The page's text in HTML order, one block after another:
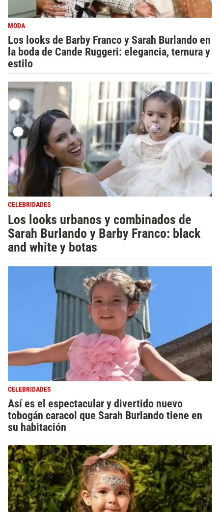
MODA
Los looks de Barby Franco y Sarah Burlando en
la boda de Cande Ruggeri: elegancia, ternura y
estilo
CELEBRIDADES
Los looks urbanos y combinados de
Sarah Burlando y Barby Franco: black
and white y botas
CELEBRIDADES
Así es el espectacular y divertido nuevo
tobogán caracol que Sarah Burlando tiene en
su habitación